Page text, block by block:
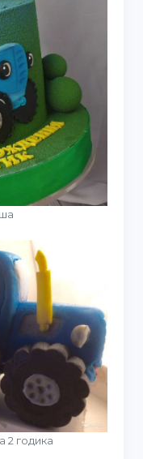
2 годика